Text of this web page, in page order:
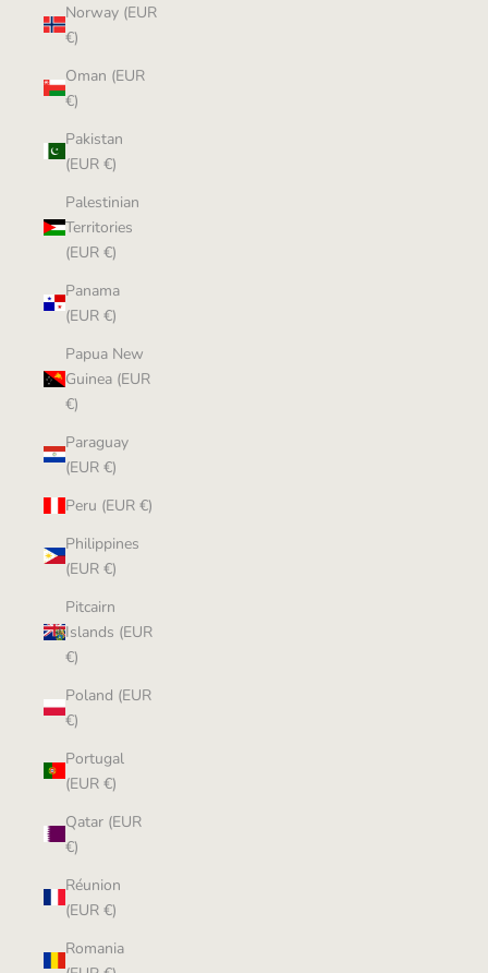
Norway (EUR
€)
Oman (EUR
€)
Pakistan
(EUR €)
Palestinian
Territories
(EUR €)
Panama
(EUR €)
Papua New
Guinea (EUR
€)
Paraguay
(EUR €)
Peru (EUR €)
Philippines
(EUR €)
Pitcairn
Islands (EUR
€)
Poland (EUR
€)
Portugal
(EUR €)
Qatar (EUR
€)
Réunion
(EUR €)
Romania